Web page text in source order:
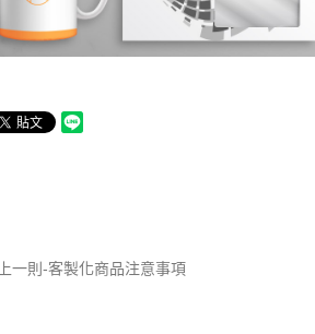
上一則-客製化商品注意事項